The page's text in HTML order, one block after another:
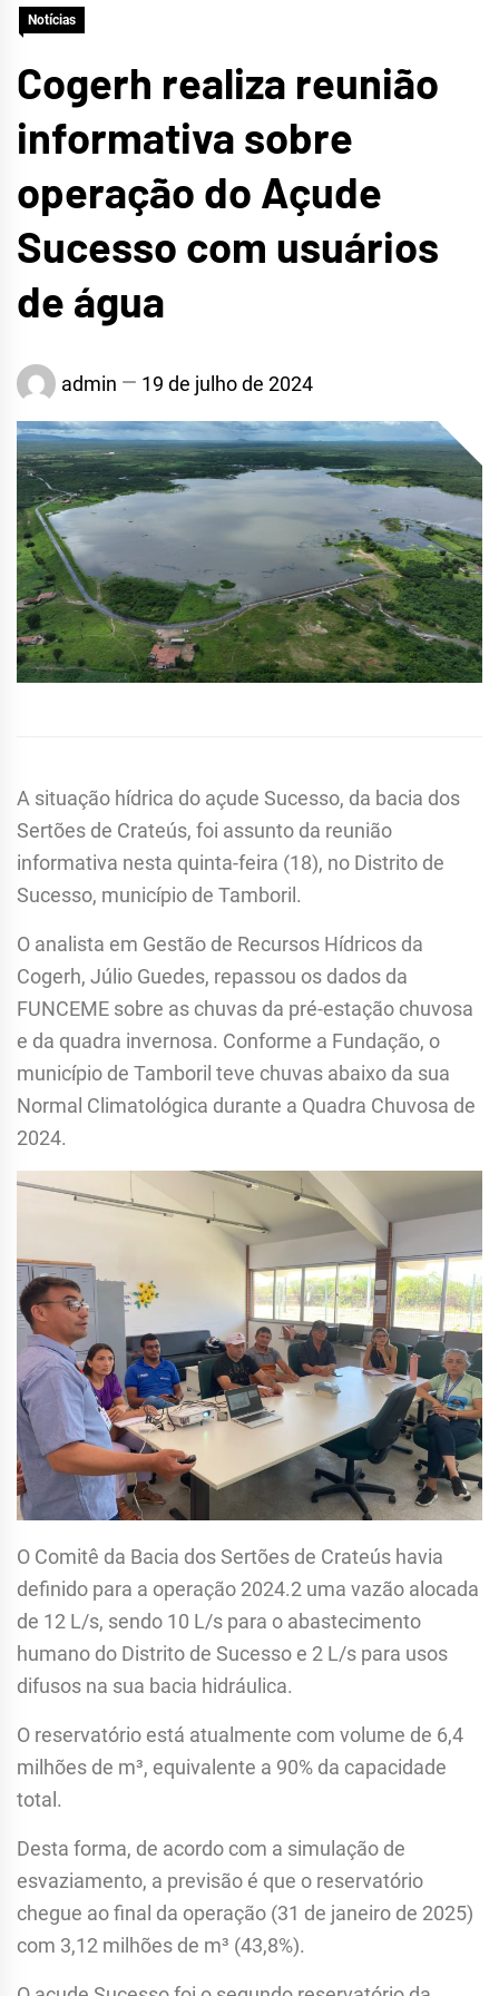
CRATEÚS
Notícias
Cogerh realiza reunião
informativa sobre
operação do Açude
Sucesso com usuários
de água
admin 19 de julho de 2024
A situação hídrica do açude Sucesso, da bacia dos
Sertões de Crateús, foi assunto da reunião
informativa nesta quinta-feira (18), no Distrito de
Sucesso, município de Tamboril.
O analista em Gestão de Recursos Hídricos da
Cogerh, Júlio Guedes, repassou os dados da
FUNCEME sobre as chuvas da pré-estação chuvosa
e da quadra invernosa. Conforme a Fundação, o
município de Tamboril teve chuvas abaixo da sua
Normal Climatológica durante a Quadra Chuvosa de
2024.
O Comitê da Bacia dos Sertões de Crateús havia
definido para a operação 2024.2 uma vazão alocada
de 12 L/s, sendo 10 L/s para o abastecimento
humano do Distrito de Sucesso e 2 L/s para usos
difusos na sua bacia hidráulica.
O reservatório está atualmente com volume de 6,4
milhões de m³, equivalente a 90% da capacidade
total.
Desta forma, de acordo com a simulação de
esvaziamento, a previsão é que o reservatório
chegue ao final da operação (31 de janeiro de 2025)
com 3,12 milhões de m³ (43,8%).